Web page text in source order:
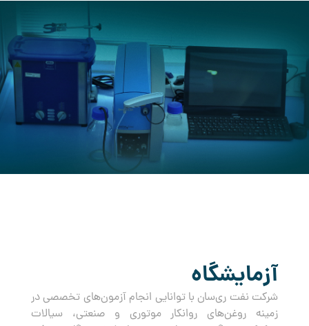
آزمایشگاه
شرکت نفت ری‌سان با توانایی انجام آزمون‌های تخصصی در
زمینه روغن‌های روانکار موتوری و صنعتی، سیالات